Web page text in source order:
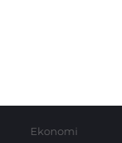
Ekonomi